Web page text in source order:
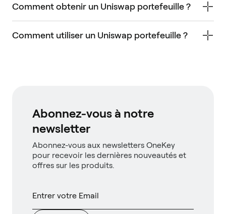
Comment obtenir un Uniswap portefeuille ?
Comment utiliser un Uniswap portefeuille ?
Abonnez-vous à notre
newsletter
Abonnez-vous aux newsletters OneKey
pour recevoir les dernières nouveautés et
offres sur les produits.